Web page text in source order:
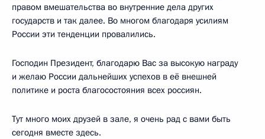
правом вмешательства во внутренние дела других
государств и так далее. Во многом благодаря усилиям
России эти тенденции провалились.
Господин Президент, благодарю Вас за высокую награду
и желаю России дальнейших успехов в её внешней
политике и роста благосостояния всех россиян.
Тут много моих друзей в зале, я очень рад с вами быть
сегодня вместе здесь.